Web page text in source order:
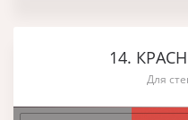
14.
Для